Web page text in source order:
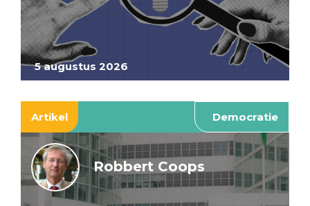
5 augustus 2026
Artikel Democratie
Robbert Coops